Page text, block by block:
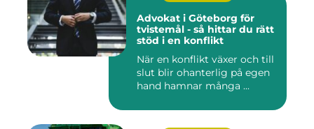
Advokat i Göteborg för
tvistemål - så hittar du rätt
stöd i en konflikt
När en konflikt växer och till
slut blir ohanterlig på egen
hand hamnar många ...